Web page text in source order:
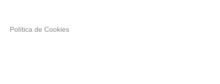
Política de Cookies